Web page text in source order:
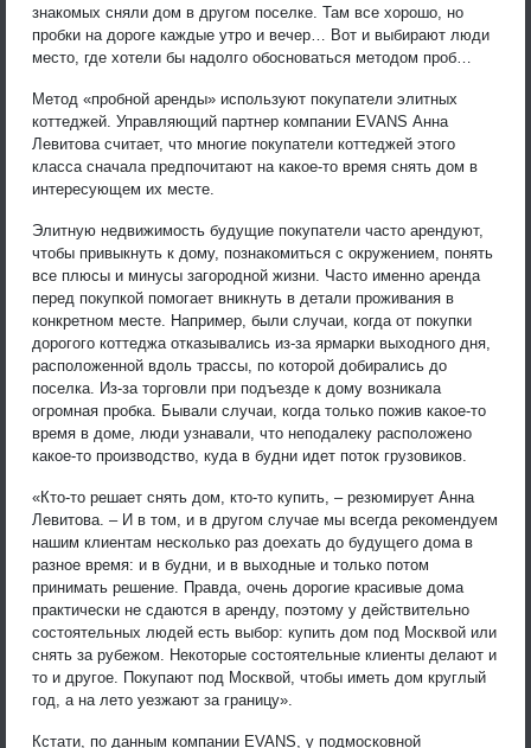
знакомых сняли дом в другом поселке. Там все хорошо, но
пробки на дороге каждые утро и вечер… Вот и выбирают люди
место, где хотели бы надолго обосноваться методом проб…
Метод «пробной аренды» используют покупатели элитных
коттеджей. Управляющий партнер компании EVANS Анна
Левитова считает, что многие покупатели коттеджей этого
класса сначала предпочитают на какое-то время снять дом в
интересующем их месте.
Элитную недвижимость будущие покупатели часто арендуют,
чтобы привыкнуть к дому, познакомиться с окружением, понять
все плюсы и минусы загородной жизни. Часто именно аренда
перед покупкой помогает вникнуть в детали проживания в
конкретном месте. Например, были случаи, когда от покупки
дорогого коттеджа отказывались из-за ярмарки выходного дня,
расположенной вдоль трассы, по которой добирались до
поселка. Из-за торговли при подъезде к дому возникала
огромная пробка. Бывали случаи, когда только пожив какое-то
время в доме, люди узнавали, что неподалеку расположено
какое-то производство, куда в будни идет поток грузовиков.
«Кто-то решает снять дом, кто-то купить, – резюмирует Анна
Левитова. – И в том, и в другом случае мы всегда рекомендуем
нашим клиентам несколько раз доехать до будущего дома в
разное время: и в будни, и в выходные и только потом
принимать решение. Правда, очень дорогие красивые дома
практически не сдаются в аренду, поэтому у действительно
состоятельных людей есть выбор: купить дом под Москвой или
снять за рубежом. Некоторые состоятельные клиенты делают и
то и другое. Покупают под Москвой, чтобы иметь дом круглый
год, а на лето уезжают за границу».
Кстати, по данным компании EVANS, у подмосковной